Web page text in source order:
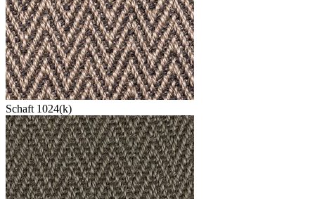
Schaft 1024(k)